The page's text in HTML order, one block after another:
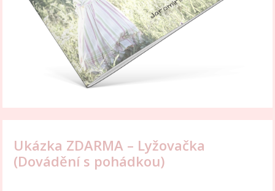
Ukázka ZDARMA – Lyžovačka
(Dovádění s pohádkou)